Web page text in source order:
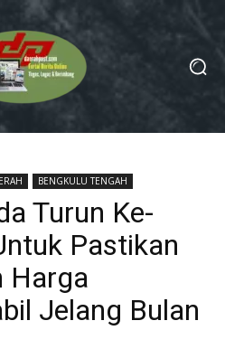
BENGKULU TENGAH
Turun Ke-
Pastikan
Harga
Jelang Bulan